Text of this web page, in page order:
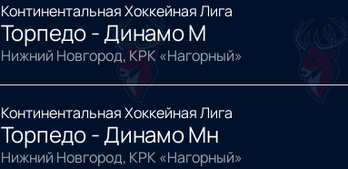
Континентальная Хоккейная Лига
Торпедо - Динамо М
Нижний Новгород, КРК «Нагорный»
Континентальная Хоккейная Лига
Торпедо - Динамо Мн
Нижний Новгород, КРК «Нагорный»